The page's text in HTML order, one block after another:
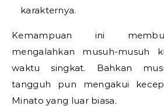
karakternya.
Kemampuan ini
mengalahkan musuh-musuh
waktu singkat. Bahkan
tangguh pun mengakui
Minato yang luar biasa.